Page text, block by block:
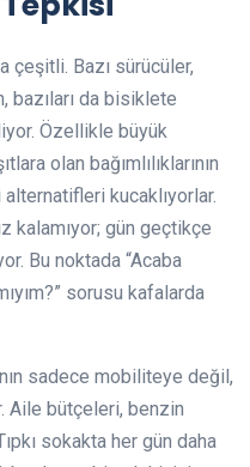
çeşitli. Bazı sürücüler,
bazıları da bisiklete
Özellikle büyük
olan bağımlılıklarının
kucaklıyorlar.
kalamıyor; gün geçtikçe
Bu noktada “Acaba
sorusu kafalarda
sadece mobiliteye değil,
Aile bütçeleri, benzin
sokakta her gün daha